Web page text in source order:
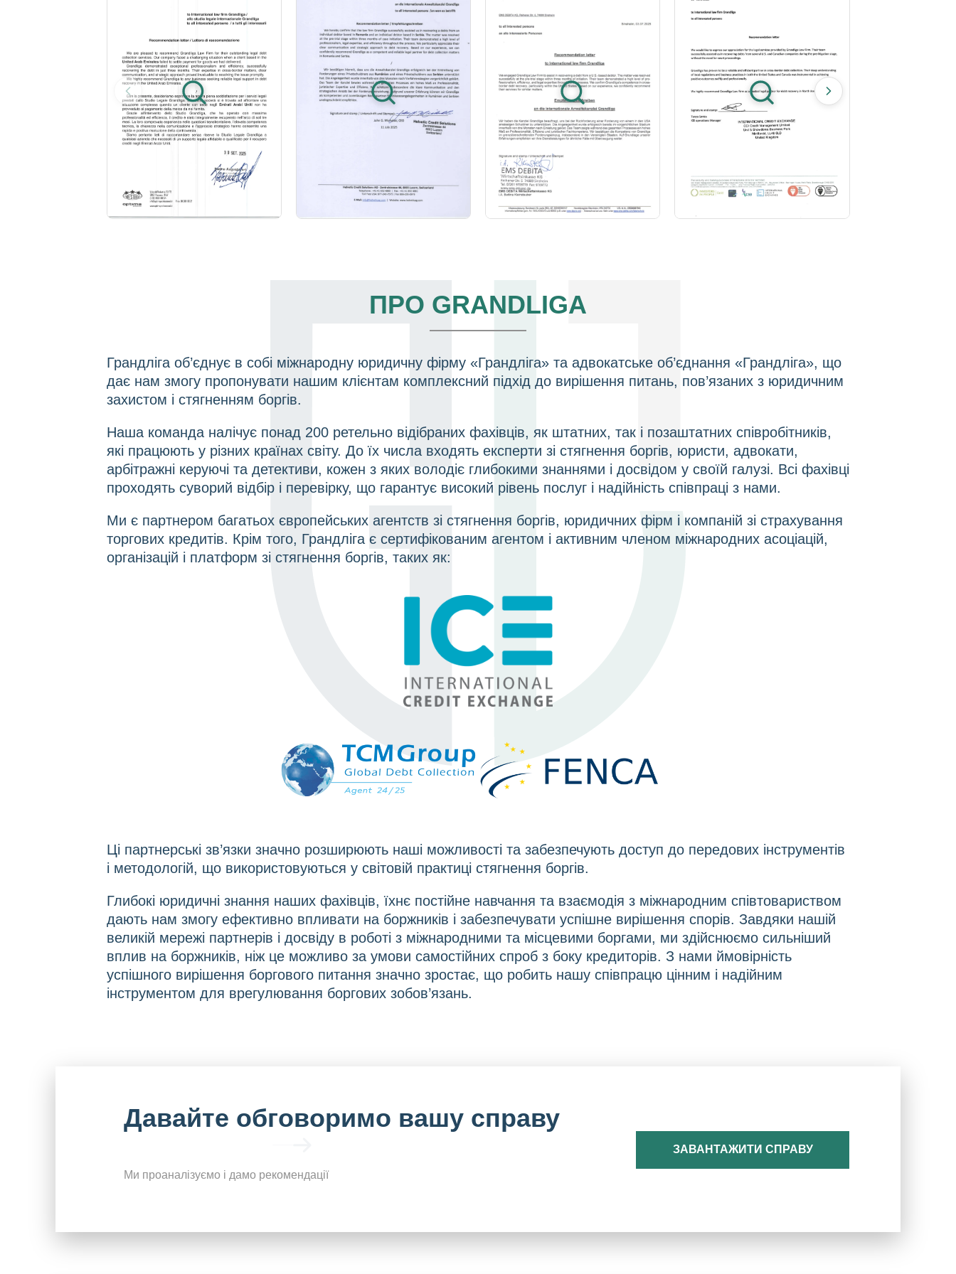
ПРО GRANDLIGA
Грандліга об’єднує в собі міжнародну юридичну фірму «Грандліга» та адвокатське об’єднання «Грандліга», що
дає нам змогу пропонувати нашим клієнтам комплексний підхід до вирішення питань, пов’язаних з юридичним
захистом і стягненням боргів.
Наша команда налічує понад 200 ретельно відібраних фахівців, як штатних, так і позаштатних співробітників,
які працюють у різних країнах світу. До їх числа входять експерти зі стягнення боргів, юристи, адвокати,
арбітражні керуючі та детективи, кожен з яких володіє глибокими знаннями і досвідом у своїй галузі. Всі фахівці
проходять суворий відбір і перевірку, що гарантує високий рівень послуг і надійність співпраці з нами.
Ми є партнером багатьох європейських агентств зі стягнення боргів, юридичних фірм і компаній зі страхування
торгових кредитів. Крім того, Грандліга є сертифікованим агентом і активним членом міжнародних асоціацій,
організацій і платформ зі стягнення боргів, таких як:
Ці партнерські зв’язки значно розширюють наші можливості та забезпечують доступ до передових інструментів
і методологій, що використовуються у світовій практиці стягнення боргів.
Глибокі юридичні знання наших фахівців, їхнє постійне навчання та взаємодія з міжнародним співтовариством
дають нам змогу ефективно впливати на боржників і забезпечувати успішне вирішення спорів. Завдяки нашій
великій мережі партнерів і досвіду в роботі з міжнародними та місцевими боргами, ми здійснюємо сильніший
вплив на боржників, ніж це можливо за умови самостійних спроб з боку кредиторів. З нами ймовірність
успішного вирішення боргового питання значно зростає, що робить нашу співпрацю цінним і надійним
інструментом для врегулювання боргових зобов’язань.
Давайте обговоримо вашу справу
Ми проаналізуємо і дамо рекомендації
ЗАВАНТАЖИТИ СПРАВУ